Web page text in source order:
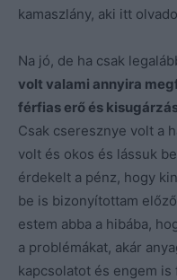
kamaszlány, aki itt
Na jó, de ha csak
volt valami annyira
férfias erő és
Csak cseresznye volt a
volt és okos és lássuk
érdekelt a pénz, hogy
be is bizonyítottam
estem abba a hibába,
a problémákat, akár
kapcsolatot és engem